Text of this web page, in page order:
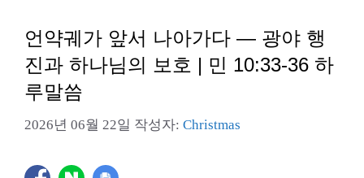
언약궤가 앞서 나아가다 — 광야 행
진과 하나님의 보호 | 민 10:33-36 하
루말씀
2026년 06월 22일 작성자: Christmas